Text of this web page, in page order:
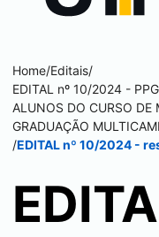
Home/Editais/
EDITAL nº 10/2024 -
ALUNOS DO CURSO DE
GRADUAÇÃO
/EDITAL nº 10/2024 -